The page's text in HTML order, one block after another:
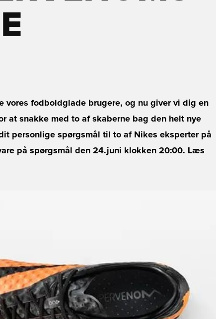
vores fodboldglade brugere, og nu giver vi dig en
at snakke med to af skaberne bag den helt nye
personlige spørgsmål til to af Nikes eksperter på
på spørgsmål den 24.juni klokken 20:00. Læs